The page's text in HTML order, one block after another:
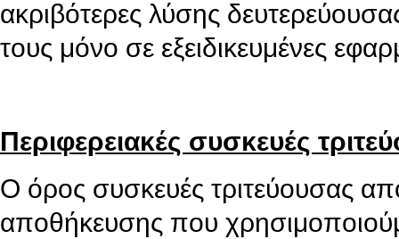
ακριβότερες λύσης
τους μόνο σε εξειδικευμένες
Περιφερειακές συσκευές
Ο όρος συσκευές τριτεύουσας
αποθήκευσης που